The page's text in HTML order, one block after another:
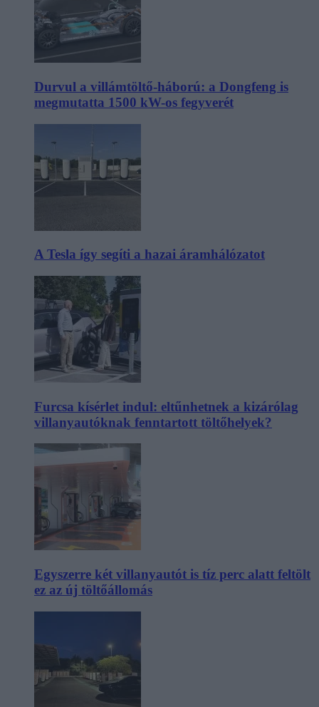
Durvul a villámtöltő-háború: a Dongfeng is
megmutatta 1500 kW-os fegyverét
A Tesla így segíti a hazai áramhálózatot
Furcsa kísérlet indul: eltűnhetnek a kizárólag
villanyautóknak fenntartott töltőhelyek?
Egyszerre két villanyautót is tíz perc alatt feltölt
ez az új töltőállomás